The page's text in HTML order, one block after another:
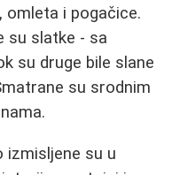
omleta i pogačice.
su slatke - sa
su druge bile slane
su srodnim
izmisljene su u